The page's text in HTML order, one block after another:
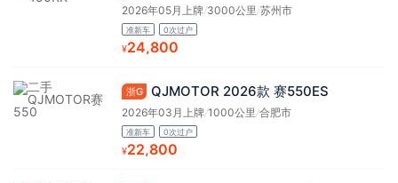
2026年05月上牌/3000公里 /苏州市
准新车 0次过户
¥24,800
浙G QJMOTOR 2026款 赛550ES
2026年03月上牌/1000公里 /合肥市
准新车 0次过户
¥22,800